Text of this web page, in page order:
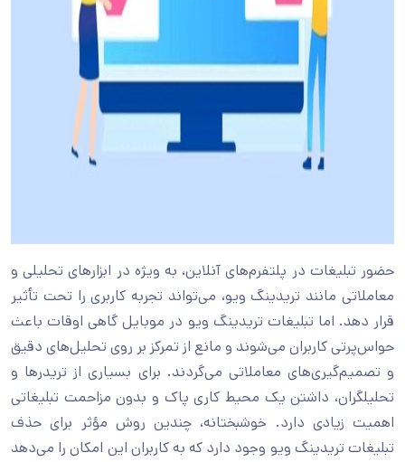
حضور تبلیغات در پلتفرم‌های آنلاین، به ویژه در ابزارهای تحلیلی و
معاملاتی مانند تریدینگ ویو، می‌تواند تجربه کاربری را تحت تأثیر
قرار دهد. اما تبلیغات تریدینگ ویو در موبایل گاهی اوقات باعث
حواس‌پرتی کاربران می‌شوند و مانع از تمرکز بر روی تحلیل‌های دقیق
و تصمیم‌گیری‌های معاملاتی می‌گردند. برای بسیاری از تریدرها و
تحلیلگران، داشتن یک محیط کاری پاک و بدون مزاحمت تبلیغاتی
اهمیت زیادی دارد. خوشبختانه، چندین روش مؤثر برای حذف
تبلیغات تریدینگ ویو وجود دارد که به کاربران این امکان را می‌دهد